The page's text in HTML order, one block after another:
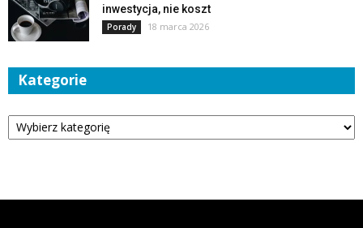
inwestycja, nie koszt
Porady 18 marca 2026
Kategorie
Kategorie